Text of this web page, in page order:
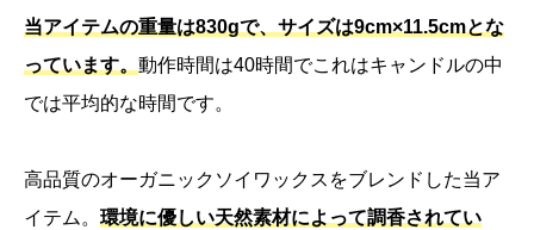
当アイテムの重量は830gで、サイズは9cm×11.5cmとな
っています。 動作時間は40時間でこれはキャンドルの中
では平均的な時間です。
高品質のオーガニックソイワックスをブレンドした当ア
イテム。 環境に優しい天然素材によって調香されてい